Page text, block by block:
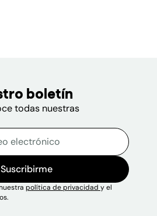
boletín
todas nuestras
Escribe tu correo
Suscribirme
política de privacidad y el